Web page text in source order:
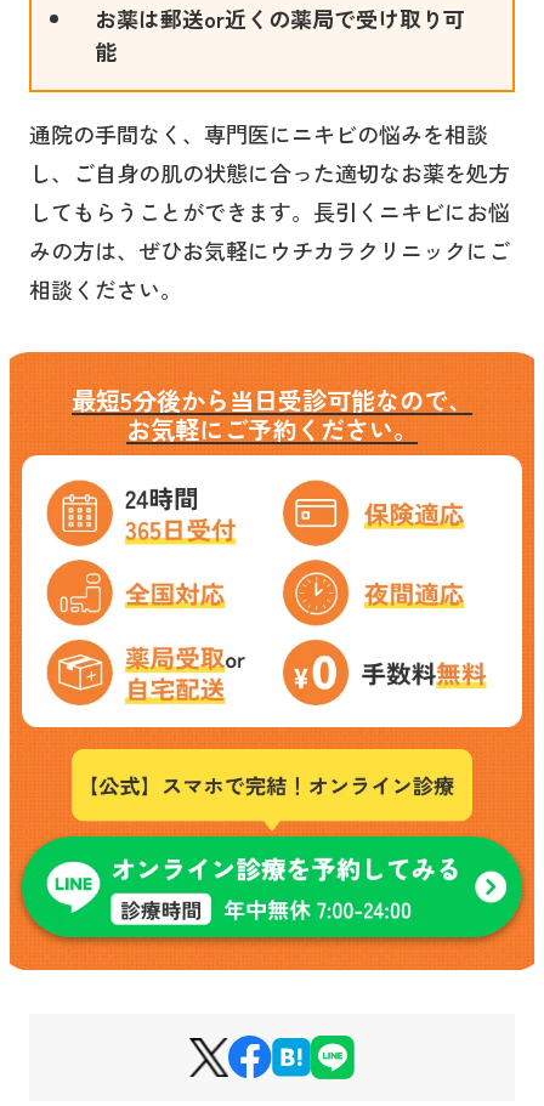
お薬は郵送or近くの薬局で受け取り可
能
通院の手間なく、専門医にニキビの悩みを相談
し、ご自身の肌の状態に合った適切なお薬を処方
してもらうことができます。長引くニキビにお悩
みの方は、ぜひお気軽にウチカラクリニックにご
相談ください。
最短5分後から当日受診可能なので、
お気軽にご予約ください。